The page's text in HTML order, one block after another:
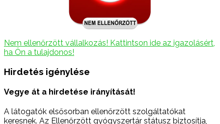
Nem ellenőrzött vállalkozás! Kattintson ide az igazolásért,
ha Ön a tulajdonos!
Hirdetés igénylése
Vegye át a hirdetése irányítását!
A látogatók elsősorban ellenőrzött szolgáltatókat
keresnek. Az Ellenőrzött gyógyszertár státusz biztosítja,